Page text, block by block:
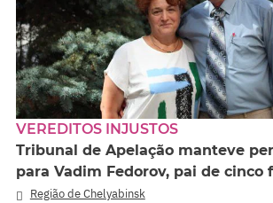
VEREDITOS INJUSTOS
Tribunal de Apelação manteve
para Vadim Fedorov, pai de cinco
Região de Chelyabinsk